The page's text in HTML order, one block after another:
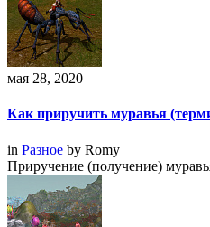
мая 28, 2020
Как приручить муравья
in Разное by Romy
Приручение (получение)